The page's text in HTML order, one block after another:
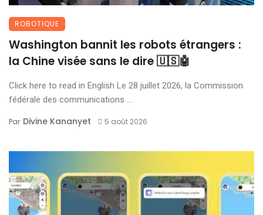
ROBOTIQUE
Washington bannit les robots étrangers :
la Chine visée sans le dire 🇺🇸🤖
Click here to read in English Le 28 juillet 2026, la Commission
fédérale des communications ...
Par Divine Kananyet 5 août 2026